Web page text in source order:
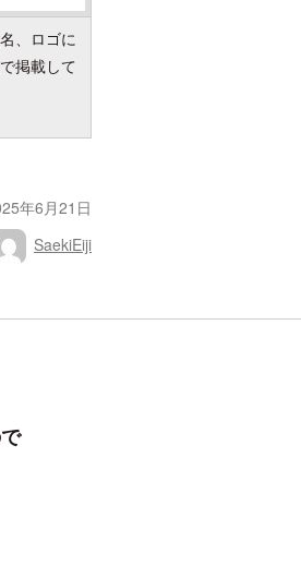
、ロゴに
掲載して
年6月21日
投
稿
SaekiEiji